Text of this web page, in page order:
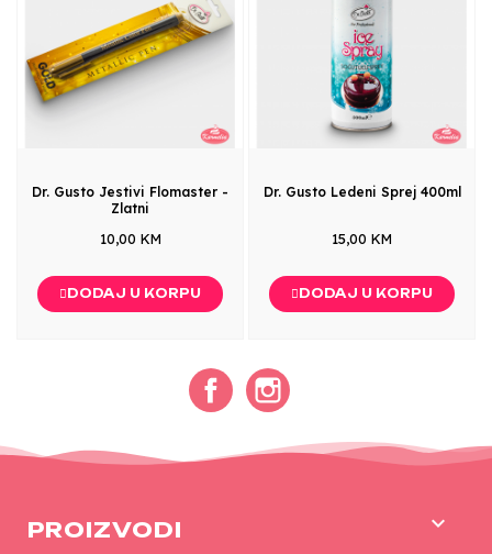
Dr. Gusto Jestivi Flomaster -
Zlatni
10,00 KM
DODAJ U KORPU
Dr. Gusto Ledeni Sprej 400ml
15,00 KM
DODAJ U KORPU
Facebook
PROIZVODI 